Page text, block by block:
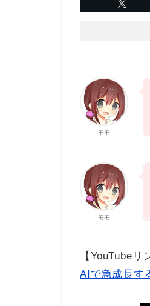
モモ
モモ
【YouTubeリ
AIで急成長す